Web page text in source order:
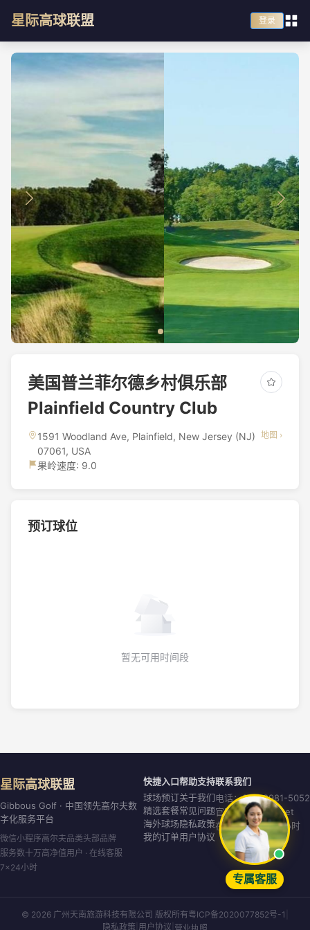
星际高球联盟 登录
美国普兰菲尔德乡村俱乐部
Plainfield Country Club
1591 Woodland Ave, Plainfield, New Jersey (NJ)
07061, USA
地图 ›
果岭速度: 9.0
预订球位
暂无可用时间段
星际高球联盟
Gibbous Golf · 中国领先高尔夫数
字化服务平台
微信小程序高尔夫品类头部品牌
服务数十万高净值用户 · 在线客服
7×24小时
快捷入口
球场预订
精选套餐
海外球场
我的订单
帮助支持
关于我们
常见问题
隐私政策
用户协议
联系我们
电话：020-8981-5052
官网：gibbous.net
在线客服：7×24小时
© 2026 广州天南旅游科技有限公司 版权所有粤ICP备2020077852号-1
隐私政策 用户协议
专属客服